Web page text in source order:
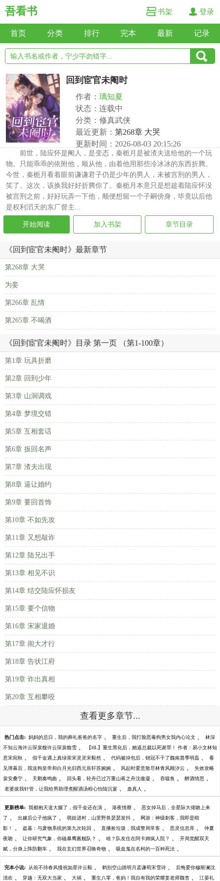
吾看书 书架 登录
首页 分类 排行 完本 最新 记录
回到宦官未阉时
作者： 璃知夏
状态：连载中
分类：修真武侠
最近更新： 第268章 大哭
更新时间：2026-08-03 20:15:26
前世，陆应怀是阉人，是变态，秦栀月是被渣夫送给他的一个玩
物。只能乖乖的依附他，顺从他，由着他用那些冷冰冰的东西折腾。
今世，秦栀月看着眼前谦谦君子仍是少年的男人，未被宫刑的男人，
笑了。这次，该换我好好折腾你了。秦栀月本意只是想趁着陆应怀没
被宫刑之前，好好玩弄一下他，顺便想留一个子嗣傍身，毕竟以后他
是权利滔天的东厂督主...
开始阅读 加入书架 章节目录
《回到宦官未阉时》最新章节
第268章 大哭
为妾
第266章 乱情
第265章 不喝酒
《回到宦官未阉时》目录 第一页 （第1-100章）
第1章 玩具折磨
第2章 回到少年
第3章 山洞调戏
第4章 梦境交错
第5章 互相套话
第6章 扳回名声
第7章 渣夫出现
第8章 逼让婚约
第9章 要回首饰
第10章 不如先攻
第11章 又想敲诈
第12章 陆兄出手
第13章 相见不识
第14章 结交陆应怀损友
第15章 要个信物
第16章 宋家退婚
第17章 闹大才行
第18章 告状江府
第19章 诈出真相
第20章 互相攀咬
查看更多章节...
热门点击: 妈妈的忌日，我的葬礼爸爸的名字 、 重生后，我打脸恶毒狗男女我内心论文 、 林深
不知云海许云琛裴馥许云琛裴馥雪 、 【HL】重生黑化后，她逼总裁以死谢罪！ 作者：易小文林知
意宋宛秋 、 假千金遇上真绿茶宋灵灵宋毅然 、 代码被掉包后，销冠不干了魏南晨季明磊 、 看
见弹幕后，我送狗皇帝和白月光归西元辰轩苏婉婉 、 风起时爱意散尽林青风顾汐云 、 失效攻略
裴安桑宁 、 天鹅奏鸣曲 、 回头看，轻舟已过万重山蒋之舟沈傲凝 、 吞噬鱼 、 醉酒情思 、
老婆拔我针管，让我给男助理煮醒酒汤程心怡陆沉宴 、 蛊真人 、
更新榜单: 我都抱天道大腿了，假千金还在演 、 港夜情靡 、 恶女掉马后，全星际大佬吻上来
了 、 出嫁后公子他疯了 、 萌娃进村，山里野兽瑟瑟发抖 、 网游：神级刺客，我即是暗
影！ 、 盗墓：与废物系统的第九次轮回 、 直播捡垃圾，我成警局常客 、 恶灵信息库 、 仲夏
夜吻 、 让你研究气象，你磁暴鹰酱舰队？ 、 啥？队友住在阿卡姆疯人院？ 、 开局觉醒双天
赋，分身上阵防翻车 、 我在玄幻世界召唤奇物 、 吸血鬼在名柯的一百种死法 、
完本小说: 从前不待春风慢祝如星许云毅 、 鹤别空山踏明月孟谦荀宋雪诗 、 后悔爱你穆斯澜沈
清欢 、 穿越：无双大当家 、 大祸 、 重生八零，爸妈！我自有我的荣耀姜老师魏杳 、 江晏礼